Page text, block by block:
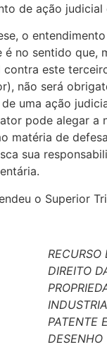
de ação judicial
o
é no sentido que,
contra este
não será
uma ação
pode alegar a
matéria de
sua
o Superior
RECURSO
DIREITO
PATENTE
DESENHO